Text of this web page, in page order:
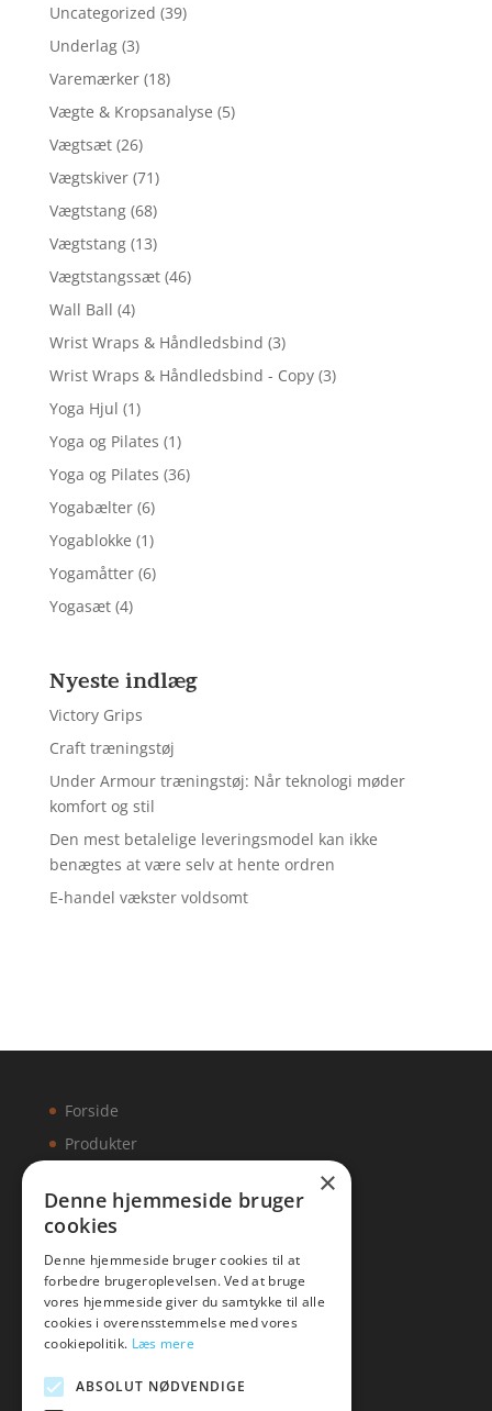
Uncategorized (39)
Underlag (3)
Varemærker (18)
Vægte & Kropsanalyse (5)
Vægtsæt (26)
Vægtskiver (71)
Vægtstang (68)
Vægtstang (13)
Vægtstangssæt (46)
Wall Ball (4)
Wrist Wraps & Håndledsbind (3)
Wrist Wraps & Håndledsbind - Copy (3)
Yoga Hjul (1)
Yoga og Pilates (1)
Yoga og Pilates (36)
Yogabælter (6)
Yogablokke (1)
Yogamåtter (6)
Yogasæt (4)
Nyeste indlæg
Victory Grips
Craft træningstøj
Under Armour træningstøj: Når teknologi møder
komfort og stil
Den mest betalelige leveringsmodel kan ikke
benægtes at være selv at hente ordren
E-handel vækster voldsomt
Forside
Produkter
Artikler
Malawigruppen
Mail:hej@malawigruppen.dk
×
Denne hjemmeside bruger
cookies
Denne hjemmeside bruger cookies til at
forbedre brugeroplevelsen. Ved at bruge
vores hjemmeside giver du samtykke til alle
cookies i overensstemmelse med vores
cookiepolitik. Læs mere
ABSOLUT NØDVENDIGE